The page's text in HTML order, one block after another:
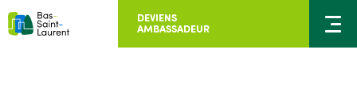
DEVIENS
AMBASSADEUR